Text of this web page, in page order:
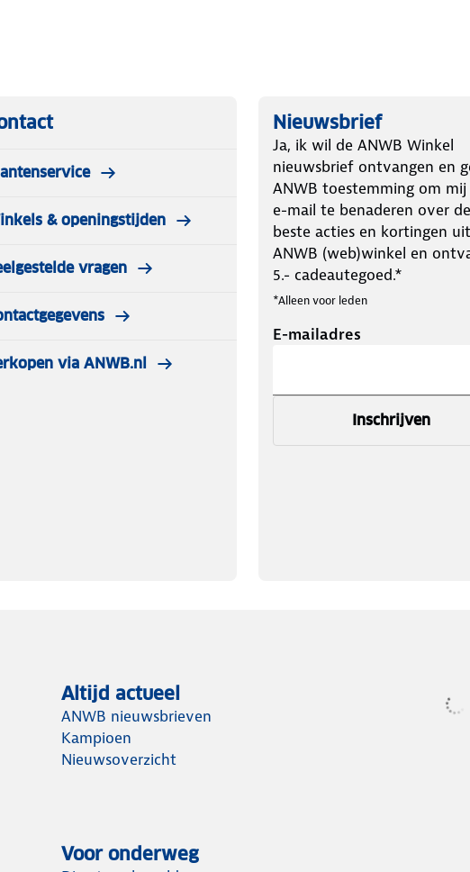
& openingstijden
vragen
via ANWB.nl
Nieuwsbrief
Ja, ik wil de ANWB Winkel
nieuwsbrief ontvangen en
ANWB toestemming om mij
e-mail te benaderen over de
beste acties en kortingen
ANWB (web)winkel en
5.- cadeautegoed.*
*Alleen voor leden
E-mailadres
Inschrijven
Altijd actueel
ANWB nieuwsbrieven
Kampioen
Nieuwsoverzicht
Voor onderweg